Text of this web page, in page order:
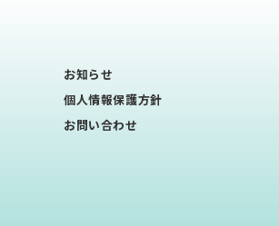
お知らせ
個⼈情報保護⽅針
お問い合わせ